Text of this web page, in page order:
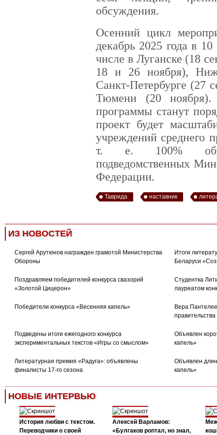
обсуждения.
Осенний цикл
декабрь 2025 года в
числе в Луганске (18
18 и 26 ноября),
Санкт-Петербурге (27
Тюмени (20 ноября).
программы станут
проект будет
учреждений среднего
т. е. 100%
подведомственных
Федерации.
Таврида наставник
ИЗ НОВОСТЕЙ
Сергей Арутюнов награжден грамотой Министерства
Обороны
Итоги
Беларуси
Поздравляем победителей конкурса свазорий
«Золотой Цицерон»
Студентка
лауреатом
Победители конкурса «Весенняя капель»
Вера
Подведены итоги ежегодного конкурса
экспериментальных текстов «Игры со смыслом»
Объявлен
капель»
Литературная премия «Радуга»: объявлены
финалисты 17-го сезона
Объявлен
капель»
НОВЫЕ ИНТЕРВЬЮ
История любви с текстом.
Переводчики о своей
Алексей Варламов:
«Булгаков роптал, но знал,